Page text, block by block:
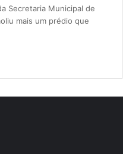
Secretaria Municipal de
mais um prédio que